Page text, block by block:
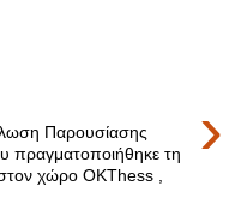
›
Παρουσίασης
πραγματοποιήθηκε τη
χώρο OKThess ,